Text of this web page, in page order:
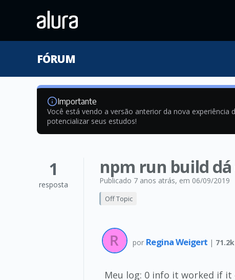
FÓRUM
Importante
Você está vendo a versão anterior da nova
potencializar seus estudos!
1
resposta
npm run build
Publicado 7 anos atrás, em 06/09/2019
Off Topic
por Regina Weigert | 71.2k
Meu log: 0 info it worked if it